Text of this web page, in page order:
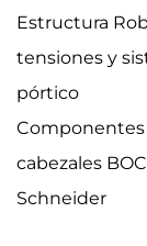
Estructura
tensiones y
pórtico
Componentes
cabezales
Schneider